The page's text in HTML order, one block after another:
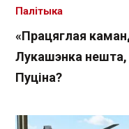
«Працяглая
Лукашэнка нешта,
Пуціна?
Палітыка